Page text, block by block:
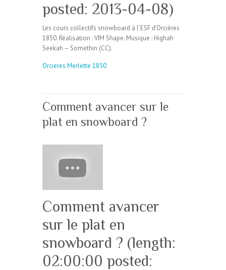
posted: 2013-04-08)
Les cours collectifs snowboard à l’ESF d’Orcières
1850. Réalisation : VIM Shape. Musique : Highah
Seekah – Somethin (CC).
Orcieres Merlette 1850
Comment avancer sur le
plat en snowboard ?
Comment avancer
sur le plat en
snowboard ? (length:
02:00:00 posted: